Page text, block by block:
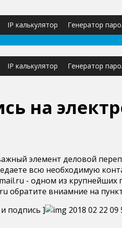
IP калькулятор Генератор
IP калькулятор Генератор
на
элемент деловой
всю необходимую
- одном из крупнейших
обратите вниамние на
подпись ]